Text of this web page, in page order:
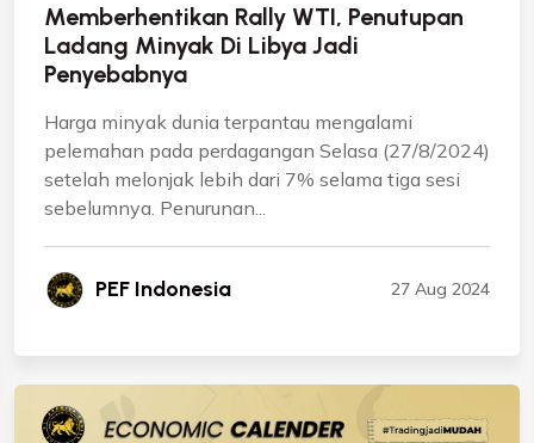
Memberhentikan Rally WTI, Penutupan
Ladang Minyak Di Libya Jadi
Penyebabnya
Harga minyak dunia terpantau mengalami
pelemahan pada perdagangan Selasa (27/8/2024)
setelah melonjak lebih dari 7% selama tiga sesi
sebelumnya. Penurunan...
PEF Indonesia 27 Aug 2024